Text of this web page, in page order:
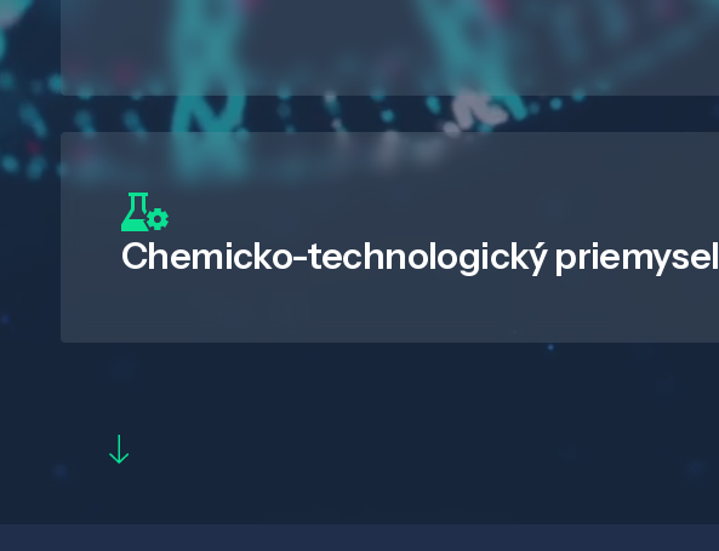
Chemicko-technologický priemysel